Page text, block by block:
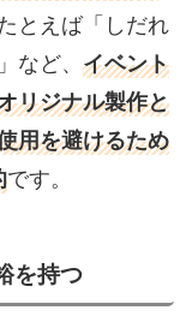
とえば「しだれ
など、 イベント
リジナル製作と
用を避けるため
です。
を持つ